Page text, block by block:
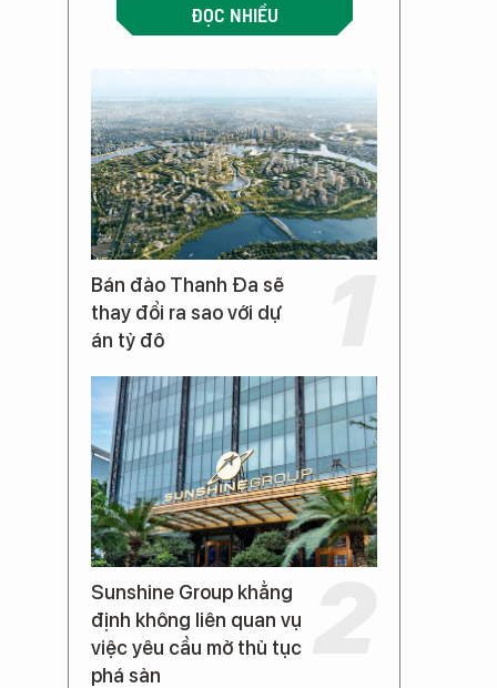
ĐỌC NHIỀU
Bán đảo Thanh Đa sẽ
thay đổi ra sao với dự
án tỷ đô
Sunshine Group khẳng
định không liên quan vụ
việc yêu cầu mở thủ tục
phá sản